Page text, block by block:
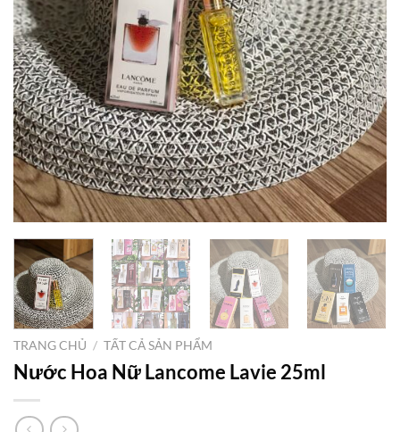
TRANG CHỦ / TẤT CẢ SẢN PHẨM
Nước Hoa Nữ Lancome Lavie 25ml